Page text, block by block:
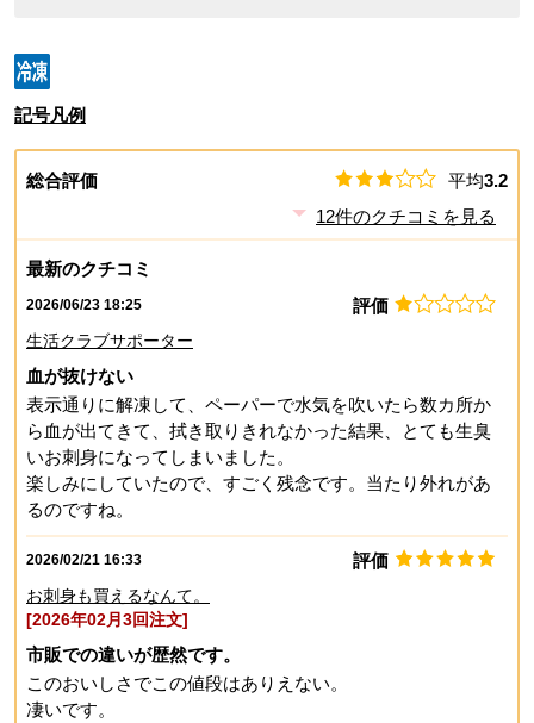
記号凡例
総合評価 平均3.2
12件のクチコミを見る
最新のクチコミ
2026/06/23 18:25 評価
生活クラブサポーター
血が抜けない
表示通りに解凍して、ペーパーで水気を吹いたら数カ所か
ら血が出てきて、拭き取りきれなかった結果、とても生臭
いお刺身になってしまいました。
楽しみにしていたので、すごく残念です。当たり外れがあ
るのですね。
2026/02/21 16:33 評価
お刺身も買えるなんて。
[2026年02月3回注文]
市販での違いが歴然です。
このおいしさでこの値段はありえない。
凄いです。